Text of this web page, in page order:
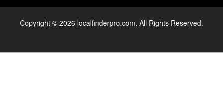
Copyright © 2026 localfinderpro.com. All Rights Reserved.